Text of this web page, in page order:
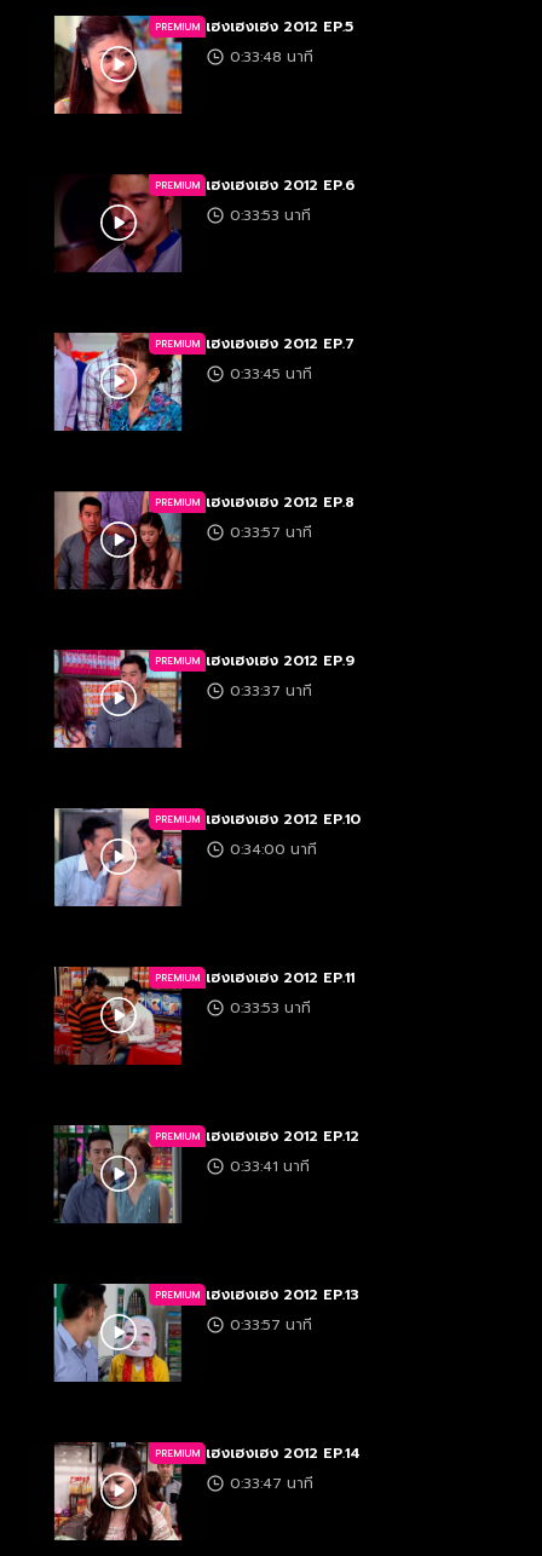
PREMIUM เฮงเฮงเฮง 2012 EP.5
0:33:48 นาที
PREMIUM เฮงเฮงเฮง 2012 EP.6
0:33:53 นาที
PREMIUM เฮงเฮงเฮง 2012 EP.7
0:33:45 นาที
PREMIUM เฮงเฮงเฮง 2012 EP.8
0:33:57 นาที
PREMIUM เฮงเฮงเฮง 2012 EP.9
0:33:37 นาที
PREMIUM เฮงเฮงเฮง 2012 EP.10
0:34:00 นาที
PREMIUM เฮงเฮงเฮง 2012 EP.11
0:33:53 นาที
PREMIUM เฮงเฮงเฮง 2012 EP.12
0:33:41 นาที
PREMIUM เฮงเฮงเฮง 2012 EP.13
0:33:57 นาที
PREMIUM เฮงเฮงเฮง 2012 EP.14
0:33:47 นาที